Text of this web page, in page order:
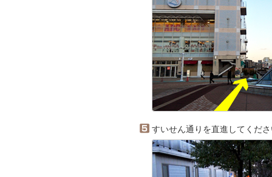
すいせん通りを直進してくだ